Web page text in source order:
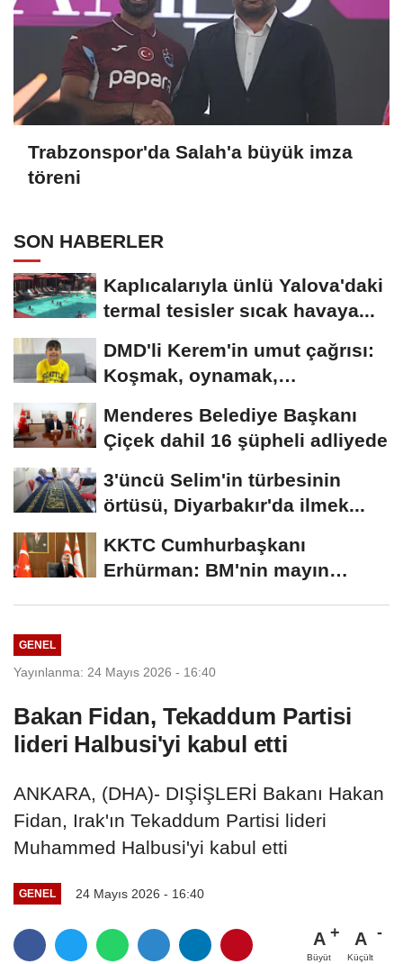
Trabzonspor'da Salah'a büyük imza
töreni
SON HABERLER
Kaplıcalarıyla ünlü Yalova'daki
termal tesisler sıcak havaya...
DMD'li Kerem'in umut çağrısı:
Koşmak, oynamak,
Menderes Belediye Başkanı
Çiçek dahil 16 şüpheli adliyede
3'üncü Selim'in türbesinin
örtüsü, Diyarbakır'da ilmek...
KKTC Cumhurbaşkanı
Erhürman: BM'nin mayın
GENEL
Yayınlanma: 24 Mayıs 2026 - 16:40
Bakan Fidan, Tekaddum Partisi
lideri Halbusi'yi kabul etti
ANKARA, (DHA)- DIŞİŞLERİ Bakanı Hakan
Fidan, Irak'ın Tekaddum Partisi lideri
Muhammed Halbusi'yi kabul etti
GENEL 24 Mayıs 2026 - 16:40
A
Büyüt
A
Küçült